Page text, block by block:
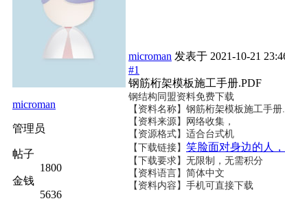
microman
管理员
帖子
1800
金钱
5636
microman 发表于 2021-10-21
#1
钢筋桁架模板施工手册.PDF
钢结构同盟资料免费下载
【资料名称】 钢筋桁架模板施工手册
【资料来源】网络收集，
【资源格式】适合台式机
【下载链接】 笑脸面对身边的人
【下载要求】无限制，无需积分
【资料语言】简体中文
【资料内容】手机可直接下载